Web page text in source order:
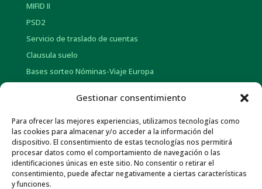
Gestionar consentimiento
Para ofrecer las mejores experiencias, utilizamos tecnologías como
las cookies para almacenar y/o acceder a la información del
dispositivo. El consentimiento de estas tecnologías nos permitirá
procesar datos como el comportamiento de navegación o las
identificaciones únicas en este sitio. No consentir o retirar el
consentimiento, puede afectar negativamente a ciertas características
y funciones.
MIFID II
PSD2
Servicio de traslado de cuentas
Clausula suelo
Bases sorteo Nóminas-Viaje Europa
INFORMACIÓN CORPORATIVA
Historia
Información social
Memorias Anuales